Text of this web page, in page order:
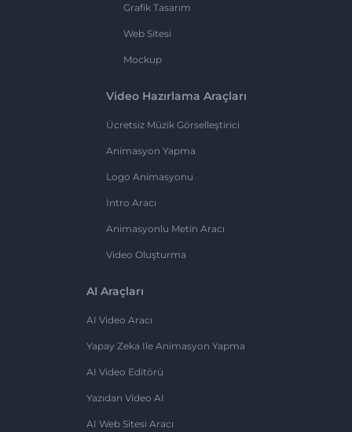
Grafik Tasarım
Web Sitesi
Mockup
Video Hazırlama Araçları
Ücretsiz Müzik Görselleştirici
Animasyon Yapma
Logo Animasyonu
İntro Aracı
Animasyonlu Metin Aracı
Video Oluşturma
AI Araçları
AI Video Aracı
Yapay Zeka Ile Animasyon Yapma
AI Video Editörü
Yazıdan Video AI
AI Web Sitesi Aracı